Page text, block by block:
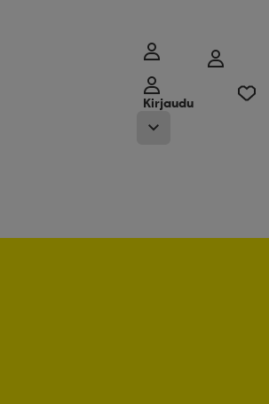
Kirjaudu